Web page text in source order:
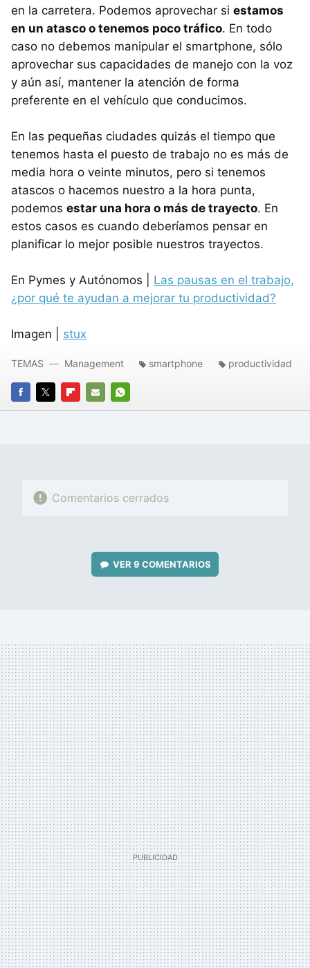
en la carretera. Podemos aprovechar si estamos
en un atasco o tenemos poco tráfico. En todo
caso no debemos manipular el smartphone, sólo
aprovechar sus capacidades de manejo con la voz
y aún así, mantener la atención de forma
preferente en el vehículo que conducimos.
En las pequeñas ciudades quizás el tiempo que
tenemos hasta el puesto de trabajo no es más de
media hora o veinte minutos, pero si tenemos
atascos o hacemos nuestro a la hora punta,
podemos estar una hora o más de trayecto. En
estos casos es cuando deberíamos pensar en
planificar lo mejor posible nuestros trayectos.
En Pymes y Autónomos | Las pausas en el trabajo,
¿por qué te ayudan a mejorar tu productividad?
Imagen | stux
FACEBOOK
TWITTERFLIPBOARD
E-
WHATSAPP
TEMAS Management smartphone productividad
Comentarios cerrados
VER 9 COMENTARIOS